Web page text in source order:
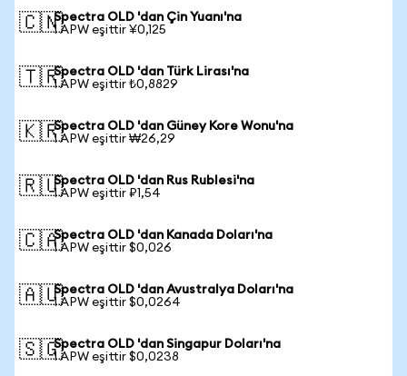
🇨🇳Spectra OLD 'dan Çin Yuanı'na
1 APW eşittir ¥0,125
🇹🇷Spectra OLD 'dan Türk Lirası'na
1 APW eşittir ₺0,8829
🇰🇷Spectra OLD 'dan Güney Kore Wonu'na
1 APW eşittir ₩26,29
🇷🇺Spectra OLD 'dan Rus Rublesi'na
1 APW eşittir ₽1,54
🇨🇦Spectra OLD 'dan Kanada Doları'na
1 APW eşittir $0,026
🇦🇺Spectra OLD 'dan Avustralya Doları'na
1 APW eşittir $0,0264
🇸🇬Spectra OLD 'dan Singapur Doları'na
1 APW eşittir $0,0238